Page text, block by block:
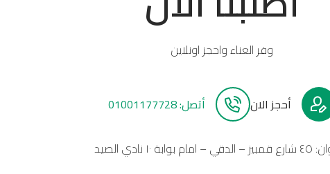
وفر العناء واحجز اونلاين
أحجز الان أتصل: 01001177728
١٠ نادي الصيد